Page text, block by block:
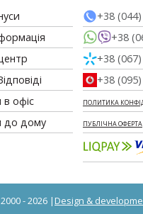
офіс
до дому
+38
+38
+38
+38
ПОЛИТИКА
ПУБЛІЧНА ОФЕРТА
- 2026 |Design &